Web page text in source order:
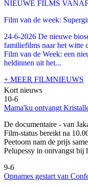
NIEUWE FILMS
Film van de week:
24-6-2026 De nieuwe
familiefilms naar het witte
Film van de Week: een
heldinnen uit het...
+ MEER FILMNIEUWS
Kort nieuws
10-6
Mama'ku ontvangt
De documentaire - van
Film-status bereikt na
Peetoom nam de prijs
Pelupessy in ontvangst
9-6
Opnames gestart van